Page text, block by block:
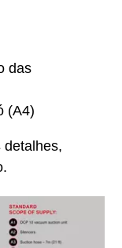
das
(A4)
detalhes,